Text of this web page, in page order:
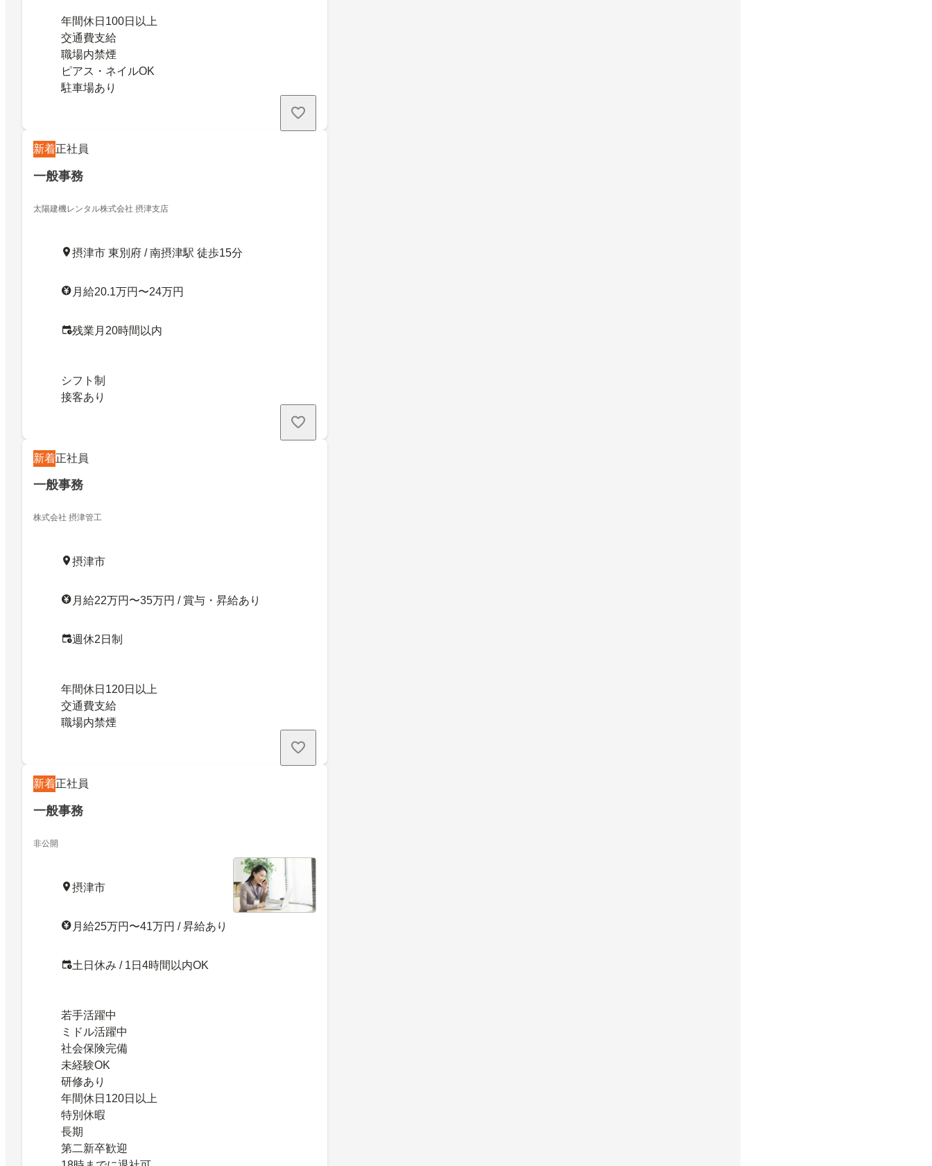
年間休日100日以上
交通費支給
職場内禁煙
ピアス・ネイルOK
駐車場あり
新着正社員
一般事務
太陽建機レンタル株式会社 摂津支店
摂津市 東別府 / 南摂津駅 徒歩15分
月給20.1万円〜24万円
残業月20時間以内
シフト制
接客あり
新着正社員
一般事務
株式会社 摂津管工
摂津市
月給22万円〜35万円 / 賞与・昇給あり
週休2日制
年間休日120日以上
交通費支給
職場内禁煙
新着正社員
一般事務
非公開
摂津市
月給25万円〜41万円 / 昇給あり
土日休み / 1日4時間以内OK
若手活躍中
ミドル活躍中
社会保険完備
未経験OK
研修あり
年間休日120日以上
特別休暇
長期
第二新卒歓迎